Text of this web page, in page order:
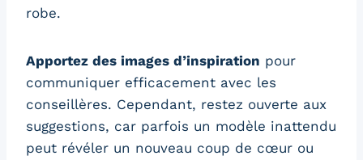
robe.
Apportez des images d’inspiration pour
communiquer efficacement avec les
conseillères. Cependant, restez ouverte aux
suggestions, car parfois un modèle inattendu
peut révéler un nouveau coup de cœur ou